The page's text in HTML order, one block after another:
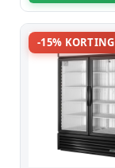
-15% KORTING